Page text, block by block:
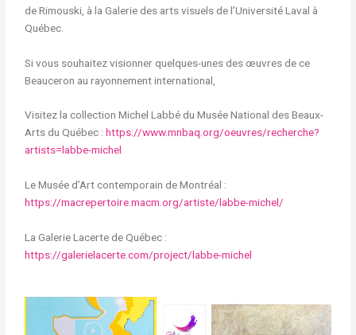
de Rimouski, à la Galerie des arts visuels de l’Université Laval à
Québec.
Si vous souhaitez visionner quelques-unes des œuvres de ce
Beauceron au rayonnement international,
Visitez la collection Michel Labbé du Musée National des Beaux-
Arts du Québec :https://www.mnbaq.org/oeuvres/recherche?
artists=labbe-michel
Le Musée d’Art contemporain de Montréal :
https://macrepertoire.macm.org/artiste/labbe-michel/
La Galerie Lacerte de Québec :
https://galerielacerte.com/project/labbe-michel